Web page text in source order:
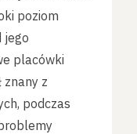
poziom
jego
placówki
znany z
podczas